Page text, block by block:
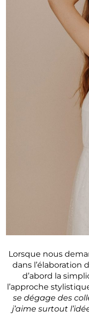
Lorsque nous
dans l’élaboration
d’abord la
l’approche
se dégage des
j’aime surtout